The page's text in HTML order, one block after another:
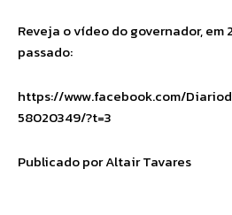
Reveja o vídeo do governador, em
passado:
https://www.facebook.com/
58020349/?t=3
Publicado por Altair Tavares